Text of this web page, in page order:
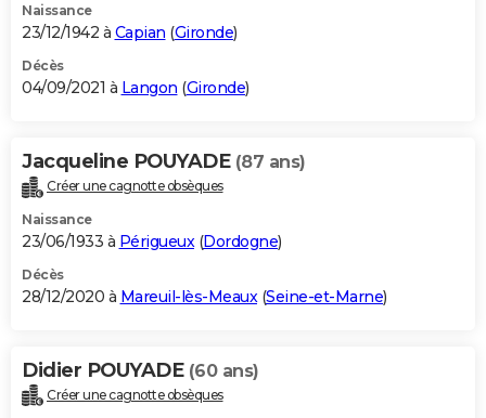
Naissance
23/12/1942 à Capian (Gironde)
Décès
04/09/2021 à Langon (Gironde)
Jacqueline POUYADE (87 ans)
Créer une cagnotte obsèques
Naissance
23/06/1933 à Périgueux (Dordogne)
Décès
28/12/2020 à Mareuil-lès-Meaux (Seine-et-Marne)
Didier POUYADE (60 ans)
Créer une cagnotte obsèques